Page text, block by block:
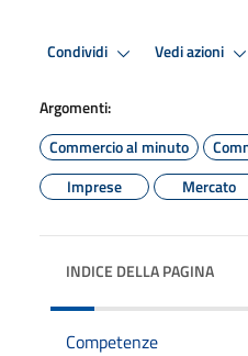
Condividi Vedi azioni
Argomenti:
Commercio al minuto
Imprese
Mercato
INDICE DELLA PAGINA
Competenze